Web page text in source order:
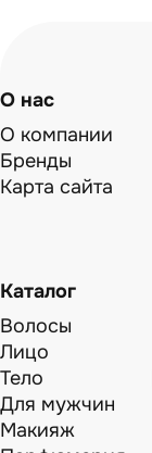
О нас
О компании
Бренды
Карта сайта
Каталог
Волосы
Лицо
Тело
Для мужчин
Макияж